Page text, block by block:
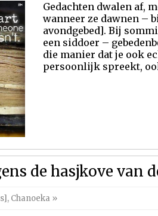
Gedachten dwalen af,
wanneer ze dawnen –
avondgebed]. Bij
een siddoer –
die manier dat je ook
persoonlijk spreekt,
de hasjkove van
, Chanoeka »